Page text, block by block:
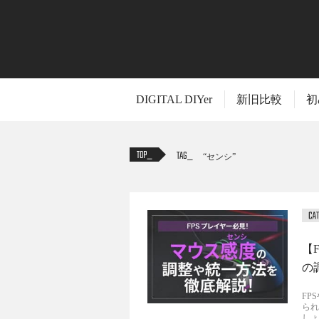
DIGITAL DIYer 新旧比較
TAG センシ
の
ら